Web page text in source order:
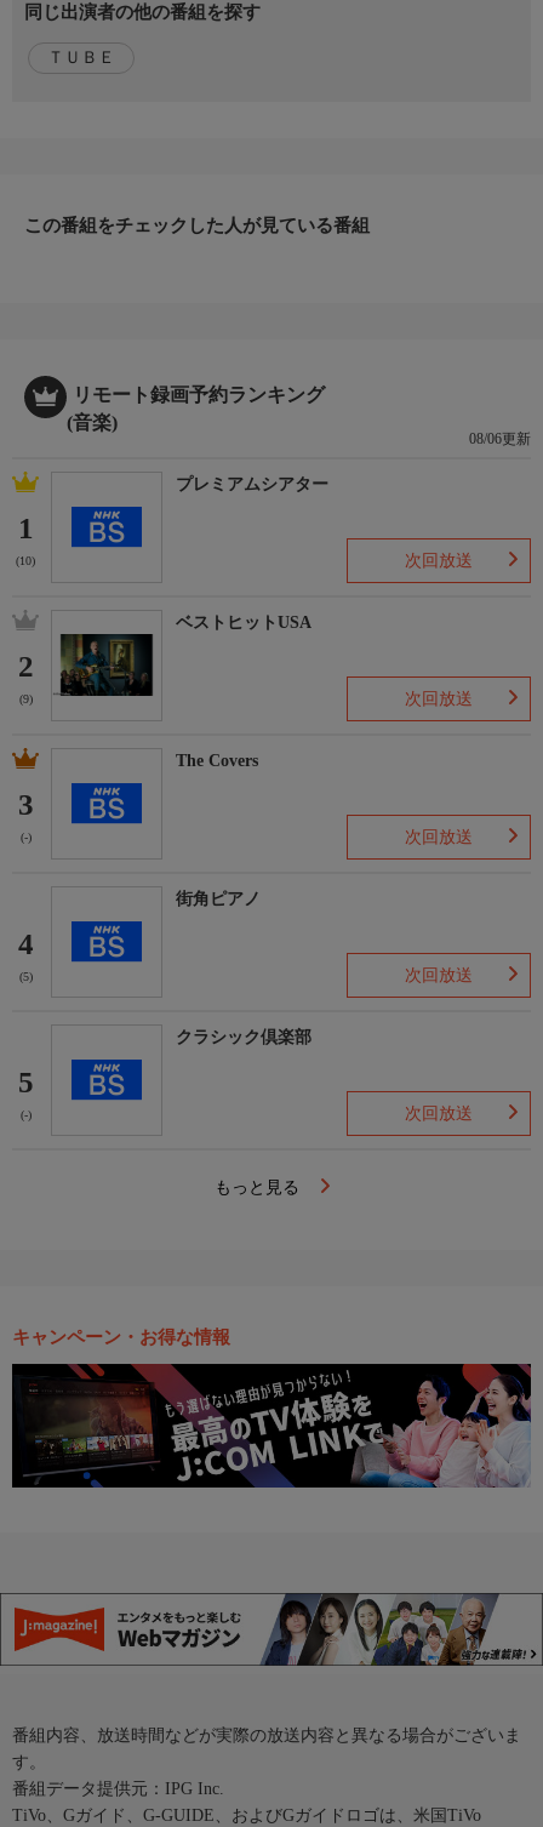
1985年にリリースされた「ベストセラー・サマー」からスタート
したTUBEのヒストリー。日本の夏を元気にし、湘南の海を彩っ
てきた彼らの作品群を紹介しながら、彼らの過去、現在、未来を
子、さらに、デビュー記念日の2015年6月1日開催の日本武道館ラ
出演／関連情報
【出演】TUBE
同じ出演者の他の番組を探す
ＴＵＢＥ
この番組をチェックした人が見ている番組
リモート録画予約ランキング
(音楽)
08/06更新
1
(10)
プレミアムシアター
次回放送
2
(9)
ベストヒットUSA
次回放送
3
(-)
The Covers
次回放送
4
(5)
街角ピアノ
次回放送
5
(-)
クラシック倶楽部
次回放送
もっと見る
キャンペーン・お得な情報
番組内容、放送時間などが実際の放送内容と異なる場合がございま
す。
番組データ提供元：IPG Inc.
TiVo、Gガイド、G-GUIDE、およびGガイドロゴは、米国TiVo